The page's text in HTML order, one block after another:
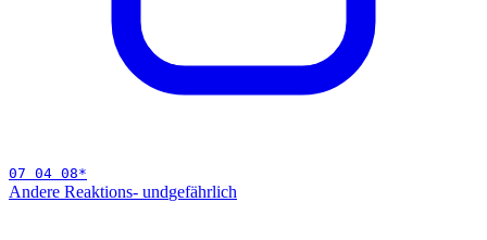
07 04 08*
Andere Reaktions- undgefährlich